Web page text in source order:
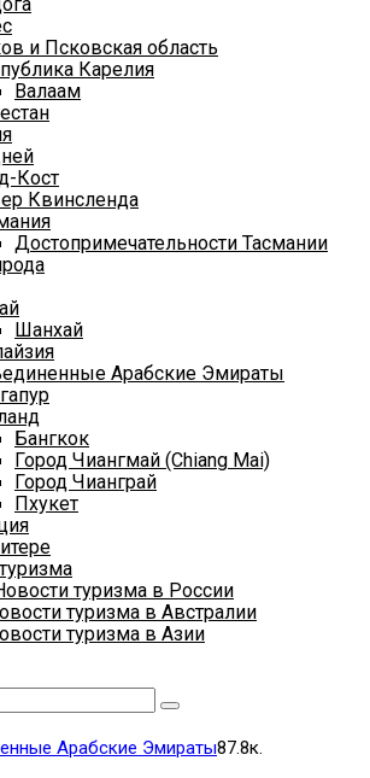
и Псковская область
Карелия
Валаам
Кост
Квинсленда
Достопримечательности Тасмании
Шанхай
Арабские Эмираты
Бангкок
Город Чиангмай (Chiang Mai)
Город Чианграй
Пхукет
туризма в России
туризма в Австралии
туризма в Азии
Арабские Эмираты87.8к.